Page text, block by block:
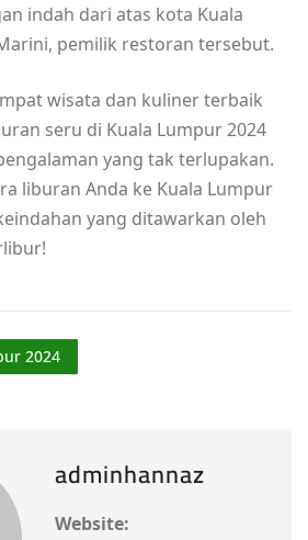
indah dari atas kota Kuala
pemilik restoran tersebut.
wisata dan kuliner terbaik
seru di Kuala Lumpur 2024
yang tak terlupakan.
liburan Anda ke Kuala Lumpur
yang ditawarkan oleh
2024
adminhannaz
Website: